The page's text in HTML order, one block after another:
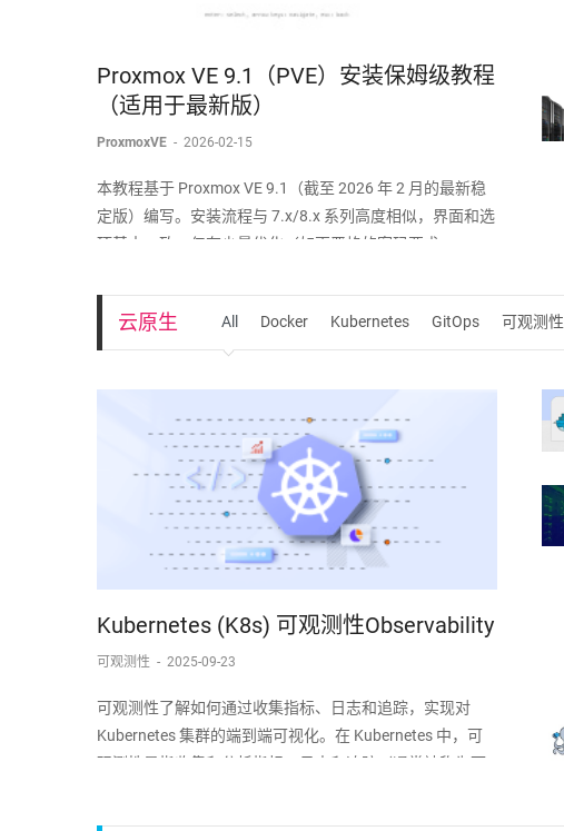
Proxmox VE 9.1（PVE）安装保姆级教程
（适用于最新版）
ProxmoxVE - 2026-02-15
本教程基于 Proxmox VE 9.1（截至 2026 年 2 月的最新稳
定版）编写。安装流程与 7.x/8.x 系列高度相似，界面和选
项基本一致，仅有少量优化（如更严格的密码要求、
步骤也几乎完全适用。
云原生 All Docker Kubernetes GitOps 可观测性
Kubernetes (K8s) 可观测性Observability
可观测性 - 2025-09-23
可观测性了解如何通过收集指标、日志和追踪，实现对
Kubernetes 集群的端到端可视化。在 Kubernetes 中，可
观测性是指收集和分析指标、日志和追踪（通常被称为可